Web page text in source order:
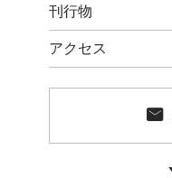
刊行物
アクセス